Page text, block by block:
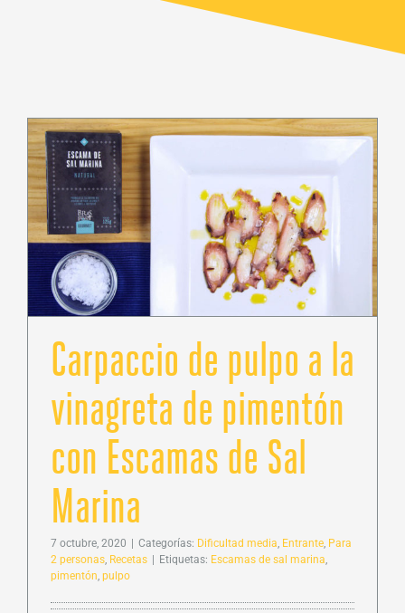
Carpaccio de pulpo a la
vinagreta de pimentón
con Escamas de Sal
Marina
7 octubre, 2020 | Categorías: Dificultad media Entrante Para
2 personas Recetas | Etiquetas: Escamas de sal marina
pimentón pulpo